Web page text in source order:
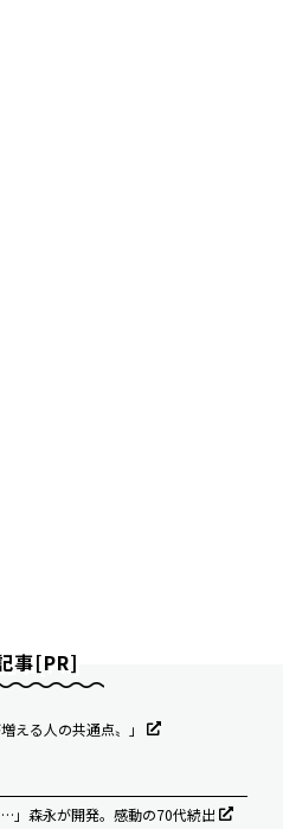
事[PR]
える人の共通点〟」
…」森永が開発。感動の70代続出